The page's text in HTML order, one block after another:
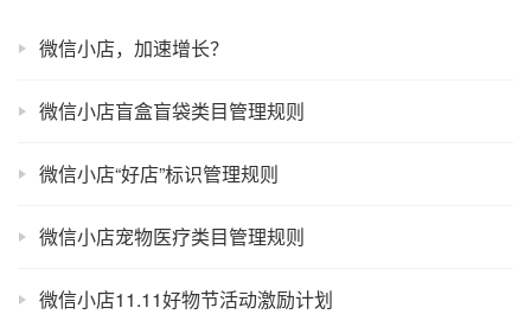
微信小店，加速增长？
微信小店盲盒盲袋类目管理规则
微信小店“好店”标识管理规则
微信小店宠物医疗类目管理规则
微信小店11.11好物节活动激励计划